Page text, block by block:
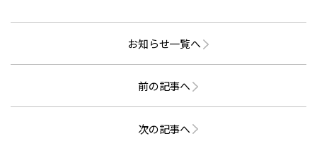
お知らせ一覧へ
前の記事へ
次の記事へ